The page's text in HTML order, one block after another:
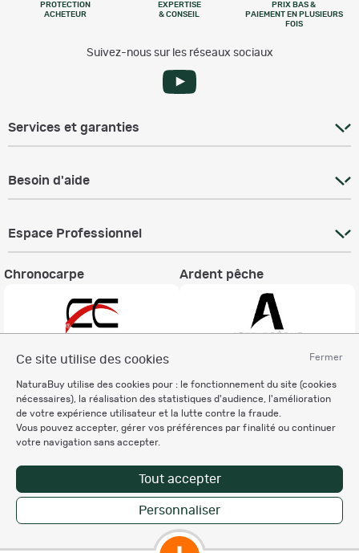
Fermer
Ce site utilise des cookies
NaturaBuy utilise des cookies pour : le fonctionnement du site (cookies
nécessaires), la réalisation des statistiques d'audience, l'amélioration
de votre expérience utilisateur et la lutte contre la fraude.
Vous pouvez accepter, gérer vos préférences par finalité ou continuer
votre navigation sans accepter.
Tout accepter
Personnaliser
Enregistrer la recherche
PROTECTION
ACHETEUR
EXPERTISE
& CONSEIL
PRIX BAS &
PAIEMENT EN PLUSIEURS
FOIS
Suivez-nous sur les réseaux sociaux
Services et garanties
Besoin d'aide
Espace Professionnel
Chronocarpe Ardent pêche
Informations légales
Charte éthique
Mentions légales
Règlement & Conditions d'utilisation
des données personnelles
Personnalisation des cookies
Copyright © 2007-2026 NaturaBuy. Tous droits réservés. N°CNIL: 1239459.
Les marques commerciales mentionnées appartiennent à leurs propriétaires